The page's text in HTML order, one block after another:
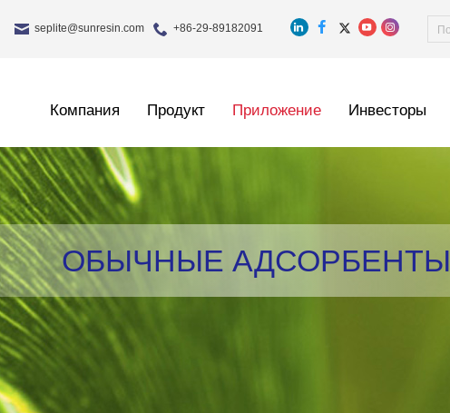
seplite@sunresin.com +86-29-89182091
Компания Продукт Приложение Инвесторы
ОБЫЧНЫЕ АДСОРБЕНТЫ